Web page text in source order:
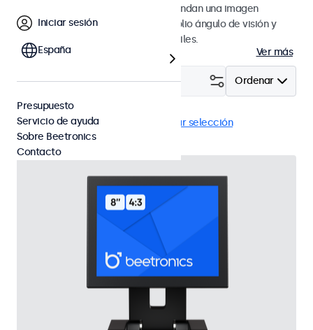
reposapiés compacto y estable, brindan una imagen
extremadamente nítida con un amplio ángulo de visión y
tienen opciones de conexión versátiles.
Ver más
Ordenar
Filtrar (1)
Escritorio Monitores 8" Eliminar selección
Iniciar sesión
España
Presupuesto
Servicio de ayuda
Sobre Beetronics
Contacto